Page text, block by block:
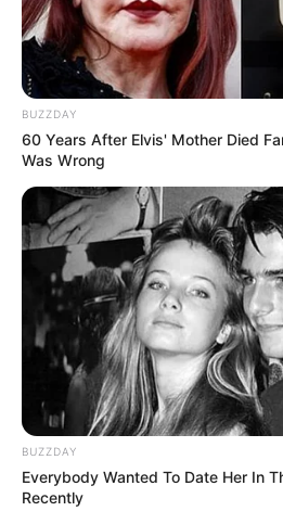
BUZZDAY
60 Years After Elvis' Mother Died
Was Wrong
BUZZDAY
Everybody Wanted To Date Her In
Recently